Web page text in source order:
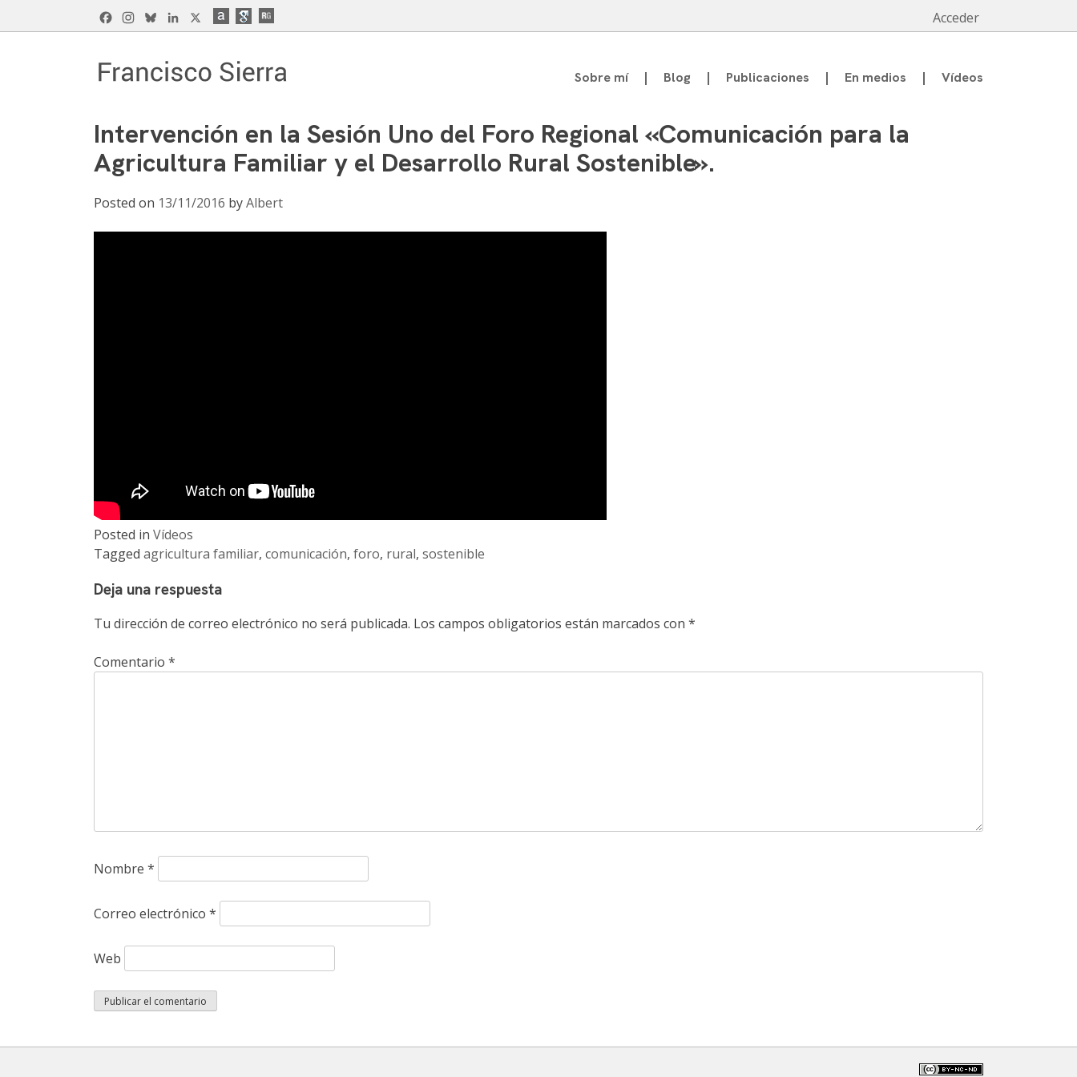
to
FacebookInstagram
BlueskyLinkedIn Acceder
Sobre mí Blog Publicaciones En medios Vídeos
Intervención en la Sesión Uno del Foro Regional «Comunicación para la
Agricultura Familiar y el Desarrollo Rural Sostenible».
Posted on 13/11/2016 byAlbert
Posted in Vídeos
Tagged agricultura familiar, comunicación, foro, rural, sostenible
Deja una respuesta
Tu dirección de correo electrónico no será publicada. Los campos obligatorios están marcados con *
Comentario *
Nombre *
Correo electrónico *
Web